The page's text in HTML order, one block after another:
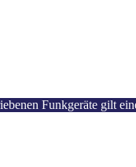
Funkgeräte gilt